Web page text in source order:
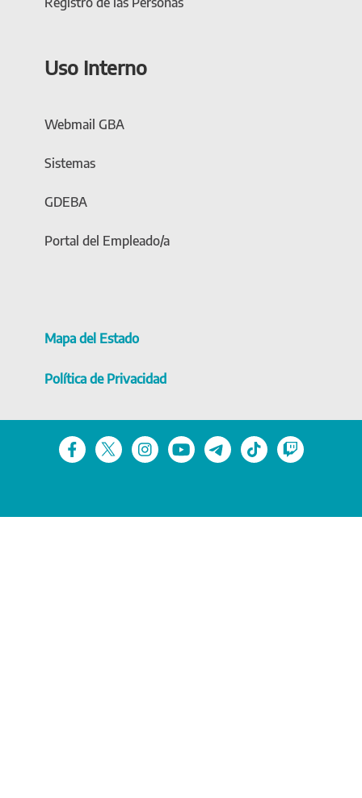
Uso Interno
Webmail GBA
Sistemas
GDEBA
Portal del Empleado/a
Mapa del Estado
Política de Privacidad